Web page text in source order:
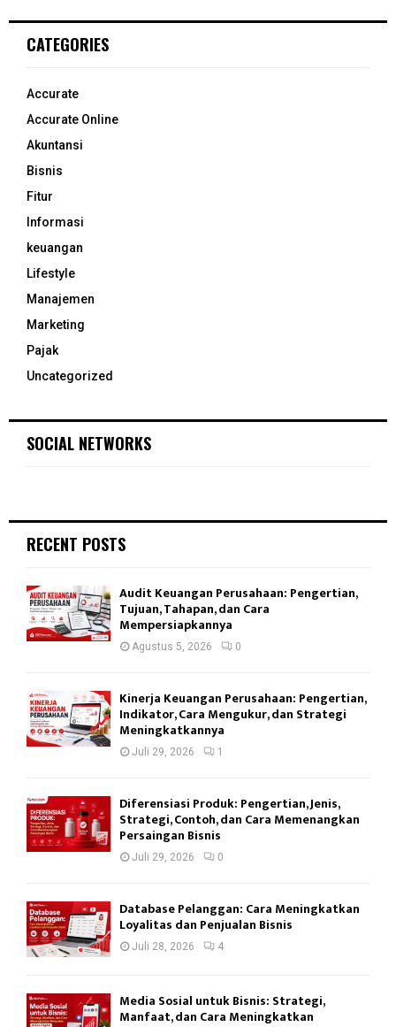
CATEGORIES
Accurate
Accurate Online
Akuntansi
Bisnis
Fitur
Informasi
keuangan
Lifestyle
Manajemen
Marketing
Pajak
Uncategorized
SOCIAL NETWORKS
RECENT POSTS
Audit Keuangan Perusahaan: Pengertian,
Tujuan, Tahapan, dan Cara
Mempersiapkannya
Agustus 5, 2026 0
Kinerja Keuangan Perusahaan: Pengertian,
Indikator, Cara Mengukur, dan Strategi
Meningkatkannya
Juli 29, 2026 1
Diferensiasi Produk: Pengertian, Jenis,
Strategi, Contoh, dan Cara Memenangkan
Persaingan Bisnis
Juli 29, 2026 0
Database Pelanggan: Cara Meningkatkan
Loyalitas dan Penjualan Bisnis
Juli 28, 2026 4
Media Sosial untuk Bisnis: Strategi,
Manfaat, dan Cara Meningkatkan